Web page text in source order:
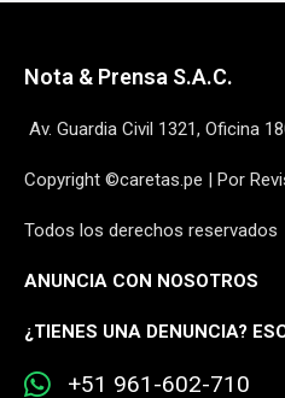
Nota & Prensa S.A.C.
Av. Guardia Civil 1321, Oficina
Copyright ©caretas.pe | Por
Todos los derechos reservados
ANUNCIA CON NOSOTROS
¿TIENES UNA DENUNCIA?
+51 961-602-710